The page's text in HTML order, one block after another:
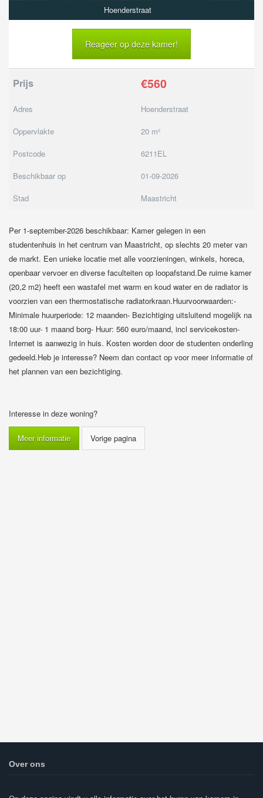
Hoenderstraat
Reageer op deze kamer!
Prijs €560
Adres
Hoenderstraat
Oppervlakte
20 m²
Postcode
6211EL
Beschikbaar op
01-09-2026
Stad
Maastricht
Per 1-september-2026 beschikbaar: Kamer gelegen in een
studentenhuis in het centrum van Maastricht, op slechts 20 meter van
de markt. Een unieke locatie met alle voorzieningen, winkels, horeca,
openbaar vervoer en diverse faculteiten op loopafstand.De ruime kamer
(20,2 m2) heeft een wastafel met warm en koud water en de radiator is
voorzien van een thermostatische radiatorkraan.Huurvoorwaarden:-
Minimale huurperiode: 12 maanden- Bezichtiging uitsluitend mogelijk na
18:00 uur- 1 maand borg- Huur: 560 euro/maand, incl servicekosten-
Internet is aanwezig in huis. Kosten worden door de studenten onderling
gedeeld.Heb je interesse? Neem dan contact op voor meer informatie of
het plannen van een bezichtiging.
Interesse in deze woning?
Meer informatie
Over ons